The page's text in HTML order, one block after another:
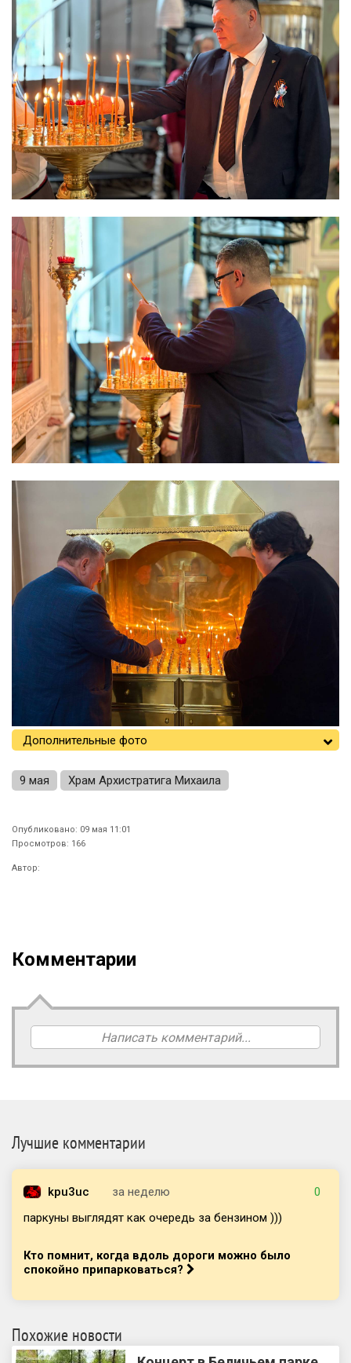
Дополнительные фото
9 мая Храм Архистратига Михаила
Опубликовано: 09 мая 11:01
Просмотров: 166
Автор:
Комментарии
Написать комментарий...
Лучшие комментарии
kpu3uc за неделю
0
паркуны выглядят как очередь за бензином )))
Кто помнит, когда вдоль дороги можно было
спокойно припарковаться?
Похожие новости